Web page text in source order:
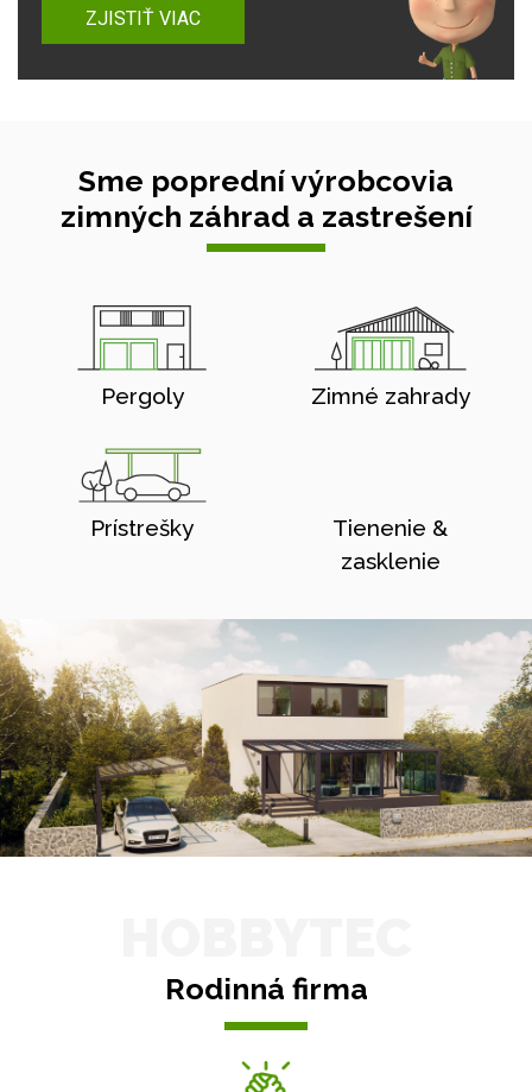
ZJISTIŤ VIAC
Sme poprední výrobcovia
zimných záhrad a zastrešení
Pergoly Zimné zahrady
Prístrešky
Tienenie &
zasklenie
Rodinná firma